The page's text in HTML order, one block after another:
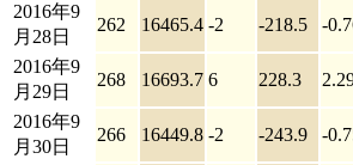
2016年9
月28日
262 16465.4 -2 -218.5 -
2016年9
月29日
268 16693.7 6 228.3
2016年9
月30日
266 16449.8 -2 -243.9 -